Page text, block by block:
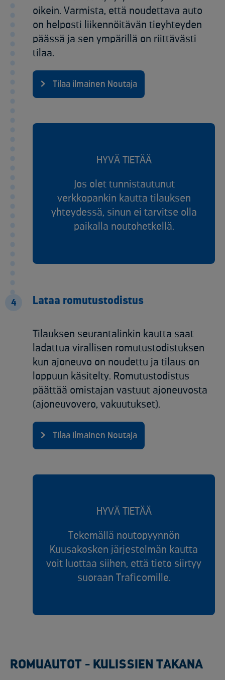
oikein. Varmista, että noudettava auto
on helposti liikennöitävän tieyhteyden
päässä ja sen ympärillä on riittävästi
tilaa.
Tilaa ilmainen Noutaja
HYVÄ TIETÄÄ
Jos olet tunnistautunut
verkkopankin kautta tilauksen
yhteydessä, sinun ei tarvitse olla
paikalla noutohetkellä.
4 Lataa romutustodistus
Tilauksen seurantalinkin kautta saat
ladattua virallisen romutustodistuksen
kun ajoneuvo on noudettu ja tilaus on
loppuun käsitelty. Romutustodistus
päättää omistajan vastuut ajoneuvosta
(ajoneuvovero, vakuutukset).
Tilaa ilmainen Noutaja
HYVÄ TIETÄÄ
Tekemällä noutopyynnön
Kuusakosken järjestelmän kautta
voit luottaa siihen, että tieto siirtyy
suoraan Traficomille.
ROMUAUTOT - KULISSIEN TAKANA